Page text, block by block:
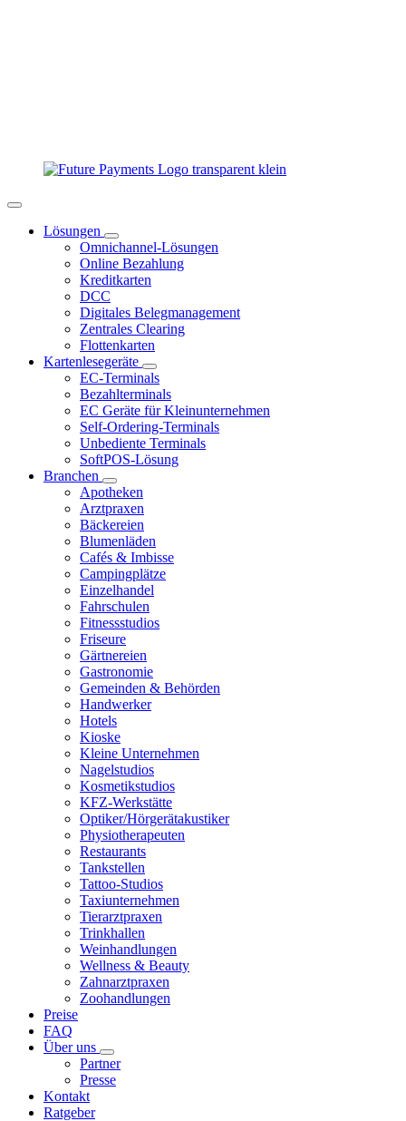
Lösungen
Omnichannel-Lösungen
Online Bezahlung
Kreditkarten
DCC
Digitales Belegmanagement
Zentrales Clearing
Flottenkarten
Kartenlesegeräte
EC-Terminals
Bezahlterminals
EC Geräte für Kleinunternehmen
Self-Ordering-Terminals
Unbediente Terminals
SoftPOS-Lösung
Branchen
Apotheken
Arztpraxen
Bäckereien
Blumenläden
Cafés & Imbisse
Campingplätze
Einzelhandel
Fahrschulen
Fitnessstudios
Friseure
Gärtnereien
Gastronomie
Gemeinden & Behörden
Handwerker
Hotels
Kioske
Kleine Unternehmen
Nagelstudios
Kosmetikstudios
KFZ-Werkstätte
Optiker/Hörgerätakustiker
Physiotherapeuten
Restaurants
Tankstellen
Tattoo-Studios
Taxiunternehmen
Tierarztpraxen
Trinkhallen
Weinhandlungen
Wellness & Beauty
Zahnarztpraxen
Zoohandlungen
Preise
FAQ
Über uns
Partner
Presse
Kontakt
Ratgeber